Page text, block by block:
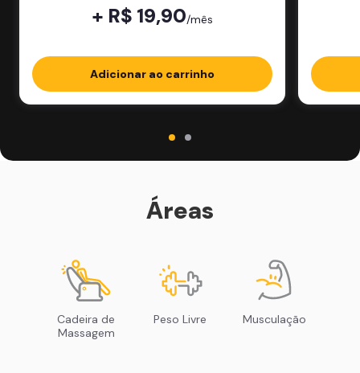
+ R$ 19,90/mês
Adicionar ao carrinho
Áreas
Cadeira de
Massagem
Peso Livre Musculação